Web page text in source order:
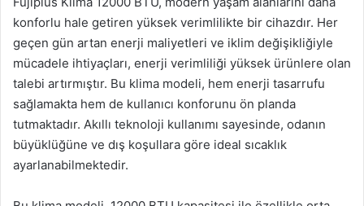
konforlu hale getiren yüksek verimlilikte bir cihazdır. Her
geçen gün artan enerji maliyetleri ve iklim değişikliğiyle
mücadele ihtiyaçları, enerji verimliliği yüksek ürünlere olan
talebi artırmıştır. Bu klima modeli, hem enerji tasarrufu
sağlamakta hem de kullanıcı konforunu ön planda
tutmaktadır. Akıllı teknoloji kullanımı sayesinde, odanın
büyüklüğüne ve dış koşullara göre ideal sıcaklık
ayarlanabilmektedir.